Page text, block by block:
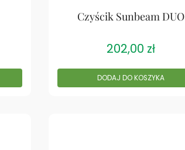
Czyścik Sunbeam DUO
202,00 zł
DODAJ DO KOSZYKA